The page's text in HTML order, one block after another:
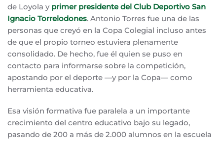
de Loyola y primer presidente del Club Deportivo San
Ignacio Torrelodones. Antonio Torres fue una de las
personas que creyó en la Copa Colegial incluso antes
de que el propio torneo estuviera plenamente
consolidado. De hecho, fue él quien se puso en
contacto para informarse sobre la competición,
apostando por el deporte —y por la Copa— como
herramienta educativa.
Esa visión formativa fue paralela a un importante
crecimiento del centro educativo bajo su legado,
pasando de 200 a más de 2.000 alumnos en la escuela